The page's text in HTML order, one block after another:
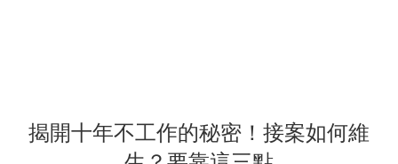
揭開十年不工作的秘密！接案如何維